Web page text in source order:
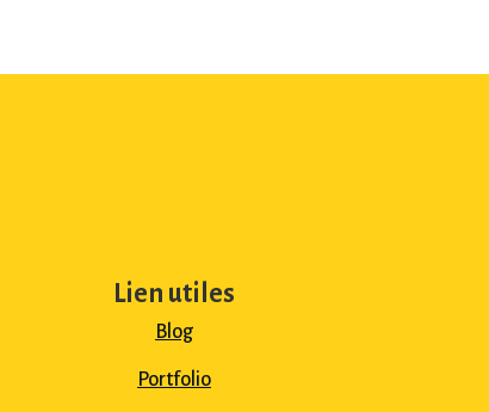
Lien utiles
Blog
Portfolio